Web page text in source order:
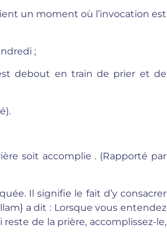
un moment où l’invocation est
;
debout en train de prier et de
soit accomplie . (Rapporté par
Il signifie le fait d’y consacrer
a dit : Lorsque vous entendez
de la prière, accomplissez-le,